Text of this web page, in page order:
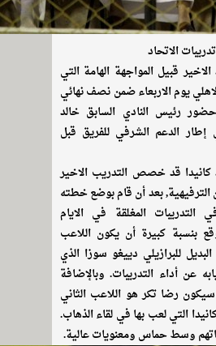
الاتحاد
قبيل المواجهة الهامة التي
يوم الاربعاء ضمن نصف نهائي
رئيس النادي السابق خالد
الدعم الشرفي للفريق قبل
كانيدا قد خصص التدريب الاخير
الترفيهية, بعد أن قام بوضع خطته
التدريبات المغلقة في الايام
بنسبة كبيرة أن يكون اللاعب
للبرازيلي دييغو سوزا الذي
عن أداء التدريبات. وبالإضافة
رضا تكر هو اللاعب الثاني
التي لعب بها في لقاء الذهاب.
وسط حماس ومعنويات عالية.